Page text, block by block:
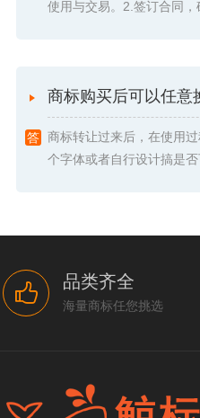
使用与交易。2.签订合同，
商标购买后可以任意
商标转让过来后，在使用
个字体或者自行设计搞是
品类齐全
海量商标任您挑选